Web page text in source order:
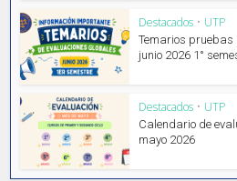
Destacados • UTP
Temarios pruebas
junio 2026 1°
Destacados • UTP
Calendario de
mayo 2026